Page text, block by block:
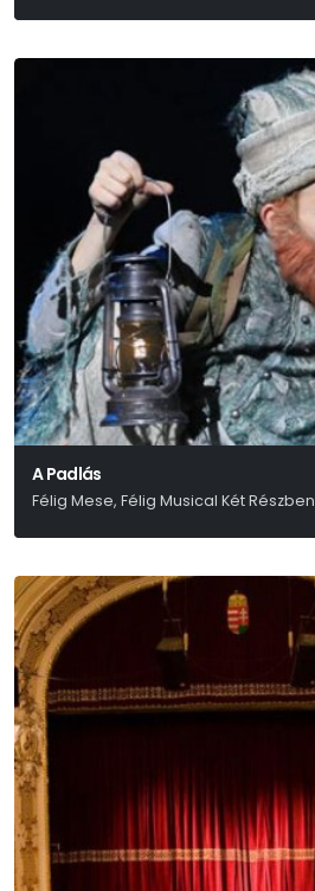
A Padlás
Félig Mese, Félig Musical Két Részben